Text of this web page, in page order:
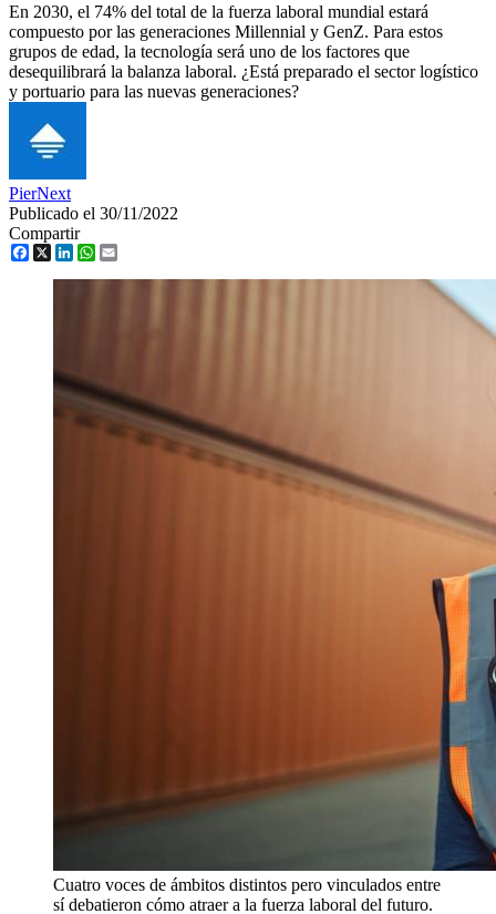
En 2030, el 74% del total de la fuerza laboral mundial estará
compuesto por las generaciones Millennial y GenZ. Para estos
grupos de edad, la tecnología será uno de los factores que
desequilibrará la balanza laboral. ¿Está preparado el sector logístico
y portuario para las nuevas generaciones?
PierNext
Publicado el 30/11/2022
Compartir
Facebook
X LinkedInWhatsApp
Cuatro voces de ámbitos distintos pero vinculados entre
sí debatieron cómo atraer a la fuerza laboral del futuro.